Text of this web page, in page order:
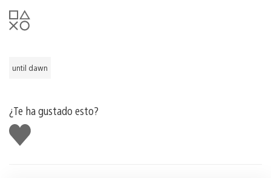
until dawn
¿Te ha gustado esto?
Me
gusta
esto